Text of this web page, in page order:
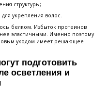
структуры;
укрепления волос.
белком. Избыток протеинов
эластичными. Именно поэтому
уходом имеет решающее
подготовить
осветления и